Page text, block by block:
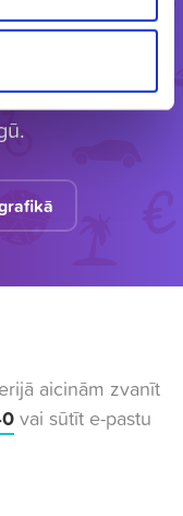
Loterijas.lv
unikālu
loteriju
aicinām zvanīt
vai sūtīt e-pastu